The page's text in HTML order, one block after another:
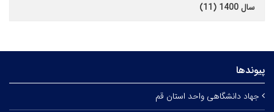
سال 1400 (11)
پیوندها
جهاد دانشگاهی واحد استان قم